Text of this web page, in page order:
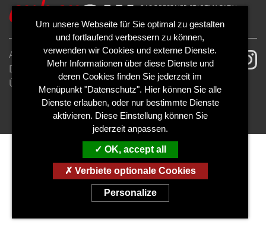
AGB
Impressum
Datenschutzerklärung
Cookies
Über uns
Kontakt
Mediadaten
Abo kündigen
Abo widerrufen
Um unsere Webseite für Sie optimal zu gestalten
und fortlaufend verbessern zu können,
verwenden wir Cookies und externe Dienste.
Mehr Informationen über diese Dienste und
deren Cookies finden Sie jederzeit im
Menüpunkt "Datenschutz". Hier können Sie alle
Dienste erlauben, oder nur bestimmte Dienste
aktivieren. Diese Einstellung können Sie
jederzeit anpassen.
OK, accept all
Verbiete optionale Cookies
Personalize